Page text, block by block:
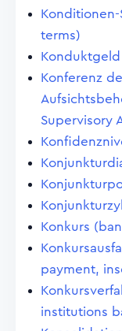
terms)
Konferenz
Supervisory
Konkurs
payment,
institutions